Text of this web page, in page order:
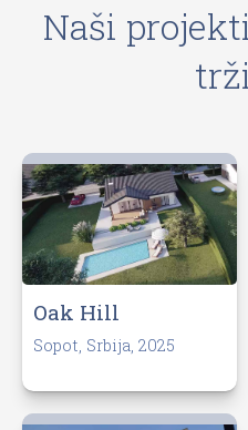
Naši
Oak Hill
Sopot, Srbija, 2025